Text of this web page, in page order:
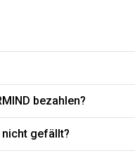
bezahlen?
nicht gefällt?